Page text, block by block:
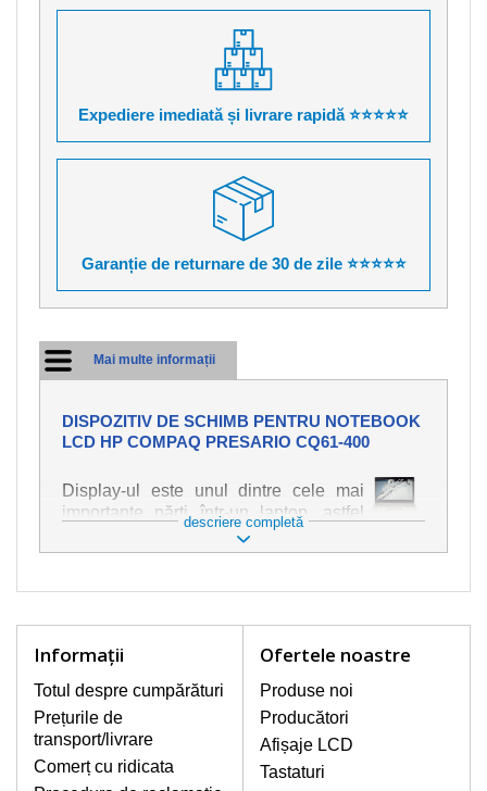
Expediere imediată și livrare rapidă ⭐⭐⭐⭐⭐
Garanție de returnare de 30 de zile ⭐⭐⭐⭐⭐
Mai multe informații
DISPOZITIV DE SCHIMB PENTRU NOTEBOOK
LCD HP COMPAQ PRESARIO CQ61-400
Display-ul este unul dintre cele mai
importante părți într-un laptop, astfel
încât ne străduim să oferim piese de
schimb de cea mai bună calitate.
ul cu cea mai mare atenție. Cele mai
natură mecanică, cum ar fi afișajul rupt
sau crăpat. În plus, dungile verticale,
afișajul neiluminat, luminozitatea
intermitentă sau neuniformă
descriere completă
Informaţii
Totul despre cumpărături
Prețurile de
transport/livrare
Comerț cu ridicata
Ofertele noastre
Produse noi
Producători
Afișaje LCD
Tastaturi